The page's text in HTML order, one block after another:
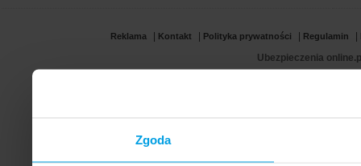
Zgoda
Reklama Kontakt Polityka prywatności Regulamin
Ubezpieczenia